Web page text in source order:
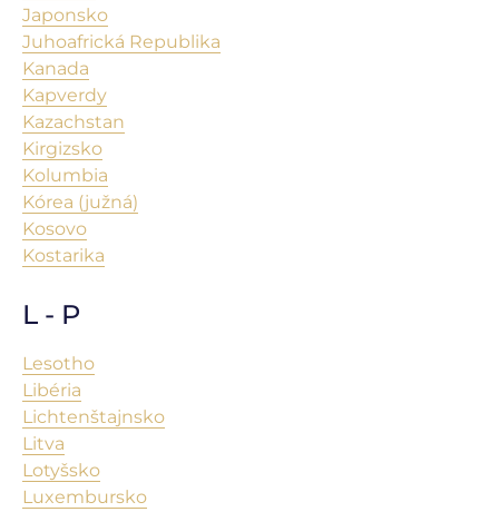
Japonsko
Juhoafrická Republika
Kanada
Kapverdy
Kazachstan
Kirgizsko
Kolumbia
Kórea (južná)
Kosovo
Kostarika
L - P
Lesotho
Libéria
Lichtenštajnsko
Litva
Lotyšsko
Luxembursko